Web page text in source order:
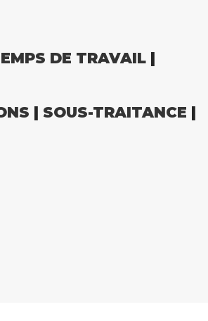
DE TRAVAIL |
| SOUS-TRAITANCE |